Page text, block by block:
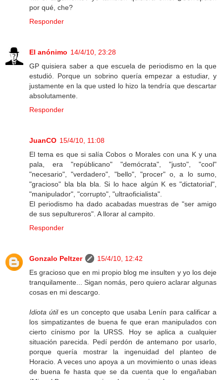
por qué, che?
Responder
El anónimo 14/4/10, 23:28
GP quisiera saber a que escuela de periodismo en la que
estudió. Porque un sobrino quería empezar a estudiar, y
justamente en la que usted lo hizo la tendría que descartar
absolutamente.
Responder
JuanCO 15/4/10, 11:08
El tema es que si salía Cobos o Morales con una K y una
pala, era "repúblicano" "demócrata", "justo", "cool"
"necesario", "verdadero", "bello", "procer" o, a lo sumo,
"gracioso" bla bla bla. Si lo hace algún K es "dictatorial",
"manipulador", "corrupto", "ultraoficialista".
El periodismo ha dado acabadas muestras de "ser amigo
de sus sepultureros". A llorar al campito.
Responder
Gonzalo Peltzer
15/4/10, 12:42
Es gracioso que en mi propio blog me insulten y yo los deje
tranquilamente... Sigan nomás, pero quiero aclarar algunas
cosas en mi descargo.
Idiota útiles un concepto que usaba Lenín para calificar a
los simpatizantes de buena fe que eran manipulados con
cierto cínismo por la URSS. Hoy se aplica a cualquier
situación parecida. Pedí perdón de antemano por usarlo,
porque quería mostrar la ingenuidad del planteo de
Horacio. A veces uno apoya a un movimiento o unas ideas
de buena fe hasta que se da cuenta que lo engañaban